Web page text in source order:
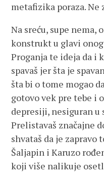
metafizika poraza. Ne
Na sreću, supe nema,
konstrukt u glavi
Proganja te ideja da i
spavaš jer šta je
šta bi o tome mogao
gotovo vek pre tebe i
depresiji, nesiguran u
Prelistavaš značajne
shvataš da je zapravo
Šaljapin i Karuzo
koji više nalikuje